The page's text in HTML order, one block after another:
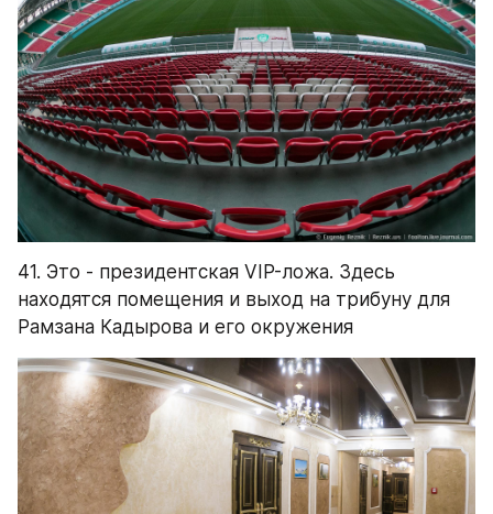
41. Это - президентская VIP-ложа. Здесь
находятся помещения и выход на трибуну для
Рамзана Кадырова и его окружения